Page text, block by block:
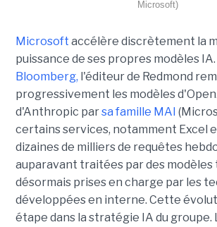
Microsoft)
Microsoft accélère discrètement la
puissance de ses propres modèles IA.
Bloomberg, l'éditeur de Redmond
progressivement les modèles
d'Anthropic parsa famille MAI
certains services, notamment Excel
dizaines de milliers de requêtes
auparavant traitées par des
désormais prises en charge par les
développées en interne. Cette
étape dans la stratégie IA du